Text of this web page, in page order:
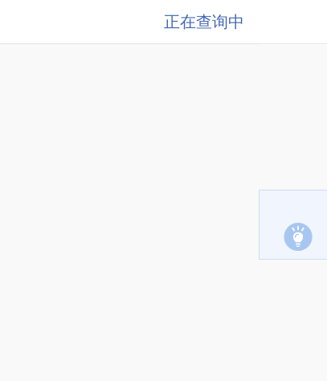
正在查询中